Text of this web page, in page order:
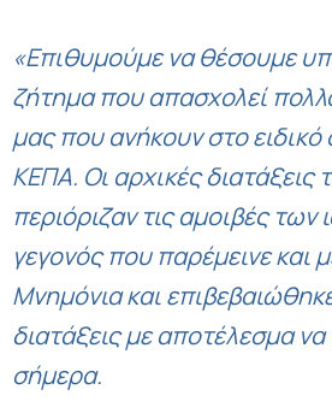
«Επιθυμούμε να θέσουμε
ζήτημα που απασχολεί
μας που ανήκουν στο
ΚΕΠΑ. Οι αρχικές
περιόριζαν τις αμοιβές
γεγονός που παρέμεινε και
Μνημόνια και
διατάξεις με αποτέλεσμα να
σήμερα.